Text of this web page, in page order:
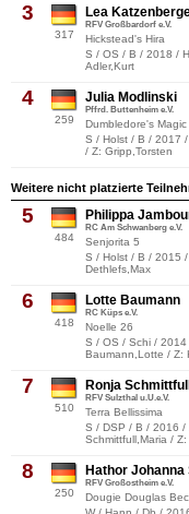
3
317
Lea
RFV Großbardorf e.V.
Hickstead's Hira
S / OS / B / 2018 /
Adler,Kurt
4
259
Julia Modlinski
Pffrd. Buttenheim e.V.
Dumbledore's Magic
S / Holst / B / 2017
/ Z: Gripp,Torsten
Weitere nicht platzierte
5
484
Philippa
RC Am Schwanberg e.V.
Senjorita 5
S / Holst / B / 2015
Dethlefs,Max
6
418
Lotte Baumann
RC Küps e.V.
Noelle 26
S / OS / Schi /
Baumann,Lotte / Z:
7
510
Ronja Schmittfull
RFV Sulzthal u.U.e.V.
Terra Bellissima
S / DSP / B / 2016
Schmittfull,Maria /
8
250
Hathor
RFV Großostheim e.V.
Dougie Douglas Bec